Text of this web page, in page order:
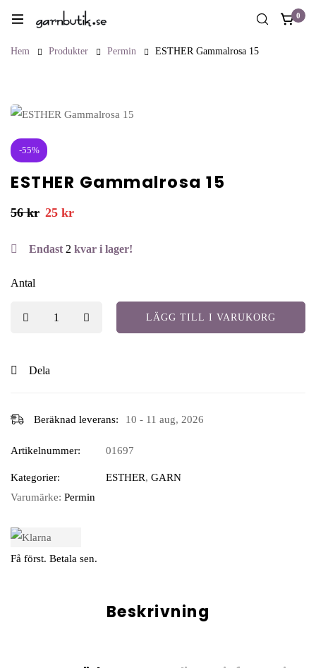
0
Hem Produkter Permin ESTHER Gammalrosa 15
-55%
ESTHER Gammalrosa 15
56kr 25 kr
Endast 2 kvar i lager!
Antal
LÄGG TILL I VARUKORG
Dela
Beräknad leverans: 10 - 11 aug, 2026
Artikelnummer: 01697
Kategorier: ESTHER, GARN
Varumärke: Permin
Få först. Betala sen.
Beskrivning